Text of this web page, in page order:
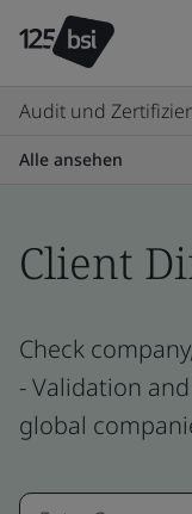
Audit und
Alle ansehen
Client
Check
- Validation
global